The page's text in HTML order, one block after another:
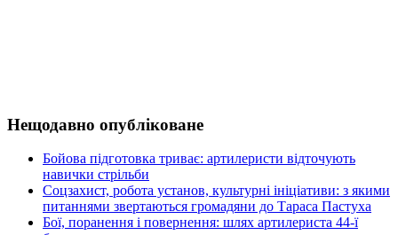
Нещодавно опубліковане
Бойова підготовка триває: артилеристи відточують
навички стрільби
Соцзахист, робота установ, культурні ініціативи: з якими
питаннями звертаються громадяни до Тараса Пастуха
Бої, поранення і повернення: шлях артилериста 44-ї